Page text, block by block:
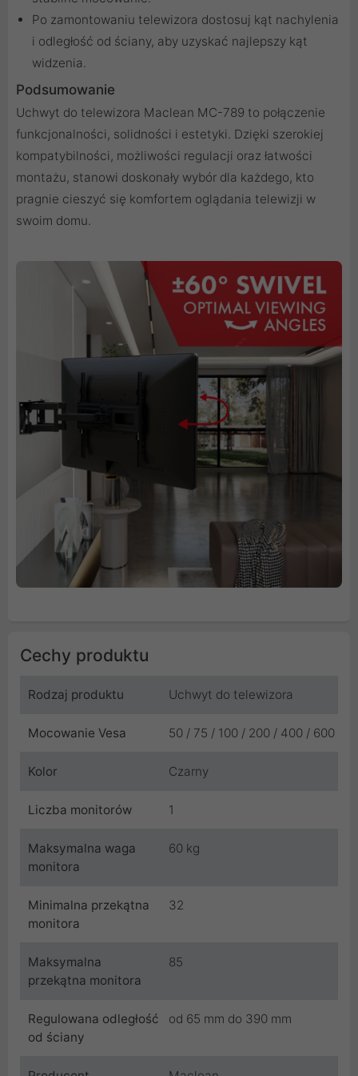
Po zamontowaniu telewizora dostosuj kąt nachylenia
i odległość od ściany, aby uzyskać najlepszy kąt
widzenia.
Podsumowanie
Uchwyt do telewizora Maclean MC-789 to połączenie
funkcjonalności, solidności i estetyki. Dzięki szerokiej
kompatybilności, możliwości regulacji oraz łatwości
montażu, stanowi doskonały wybór dla każdego, kto
pragnie cieszyć się komfortem oglądania telewizji w
swoim domu.
Cechy produktu
Rodzaj produktu Uchwyt do telewizora
Mocowanie Vesa 50 / 75 / 100 / 200 / 400 / 600
Kolor Czarny
Liczba monitorów 1
Maksymalna waga
monitora
60 kg
Minimalna przekątna
monitora
32
Maksymalna
przekątna monitora
85
Regulowana odległość
od ściany
od 65 mm do 390 mm